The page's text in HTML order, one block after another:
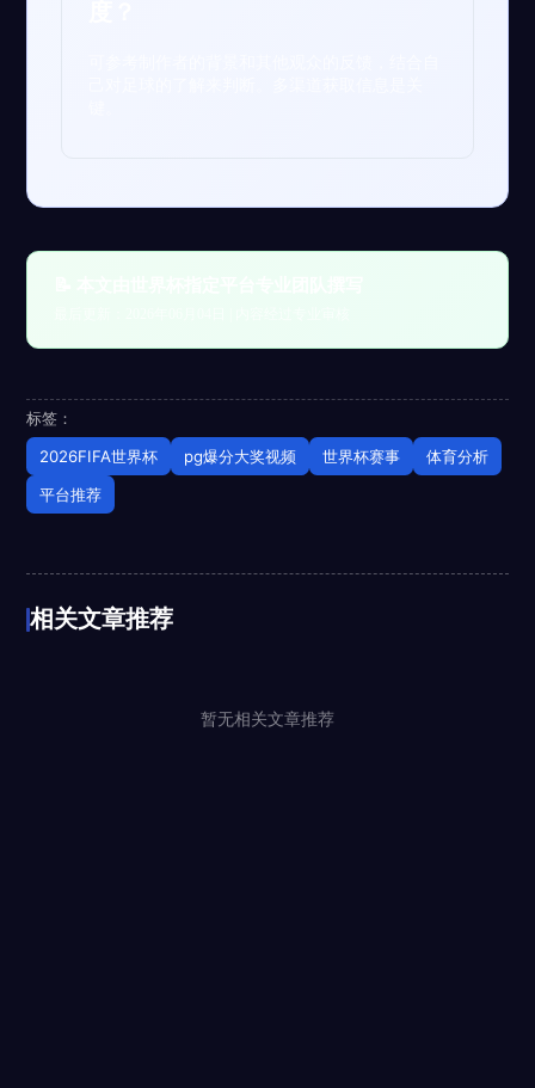
标签：
2026FIFA世界杯 pg爆分大奖视频 世界杯赛事 体育分析
平台推荐
相关文章推荐
暂无相关文章推荐